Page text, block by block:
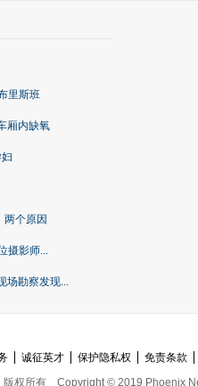
里斯班
厢内缺氧
两个原因
摄影师...
场勘察发现...
诚征英才 保护隐私权 免责条款
版权所有 Copyright © 2019 Phoenix